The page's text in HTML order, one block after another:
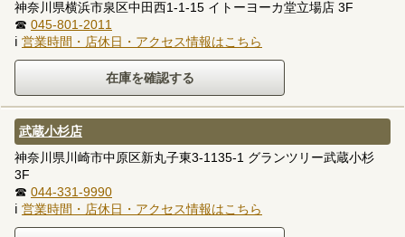
神奈川県横浜市泉区中田西1-1-15 イトーヨーカ堂立場店 3F
☎ 045-801-2011
ℹ 営業時間・店休日・アクセス情報はこちら
武蔵小杉店
神奈川県川崎市中原区新丸子東3-1135-1 グランツリー武蔵小杉
3F
☎ 044-331-9990
ℹ 営業時間・店休日・アクセス情報はこちら